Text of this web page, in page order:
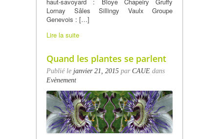
Lornay Sâles Sillingy Vaulx Groupe
Genevois : […]
Lire la suite
Quand les plantes se parlent
Publié le janvier 21, 2015 par CAUE dans
Evènement